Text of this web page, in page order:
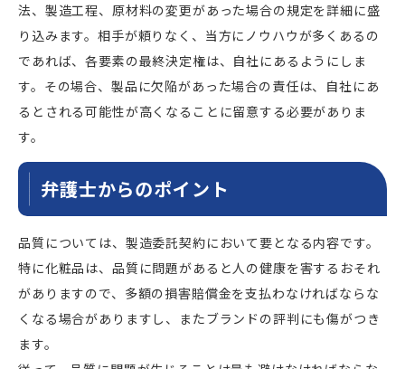
法、製造工程、原材料の変更があった場合の規定を詳細に盛
り込みます。相手が頼りなく、当方にノウハウが多くあるの
であれば、各要素の最終決定権は、自社にあるようにしま
す。その場合、製品に欠陥があった場合の責任は、自社にあ
るとされる可能性が高くなることに留意する必要がありま
す。
弁護士からのポイント
品質については、製造委託契約において要となる内容です。
特に化粧品は、品質に問題があると人の健康を害するおそれ
がありますので、多額の損害賠償金を支払わなければならな
くなる場合がありますし、またブランドの評判にも傷がつき
ます。